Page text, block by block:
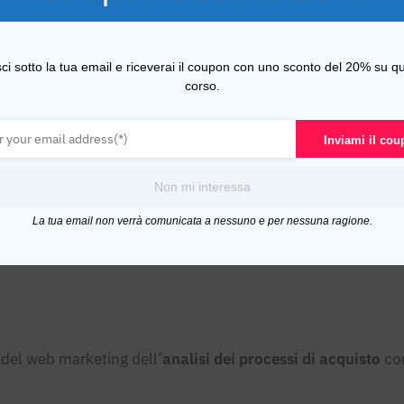
e Manuel Faè, tra i veterani del web marketing italiano,
ed è la sintesi di più di 15 anni di esperienza, studio e
concetti diDomanda LatenteeDomanda Consapevole
di potenziali clienti. I due termini sono ormai
web marketing dell’analisi dei processi di acquisto
sotto la tua email e riceverai il coupon con uno sconto del 20% su
corso.
Inviami il
Non mi interessa
La tua email non verrà comunicata a nessuno e per nessuna ragione.